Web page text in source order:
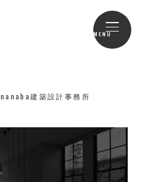
MENU
nanaba建築設計事務所